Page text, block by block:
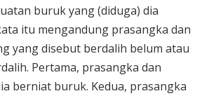
buruk yang (diduga) dia
itu mengandung prasangka dan
yang disebut berdalih belum atau
Pertama, prasangka dan
berniat buruk. Kedua, prasangka